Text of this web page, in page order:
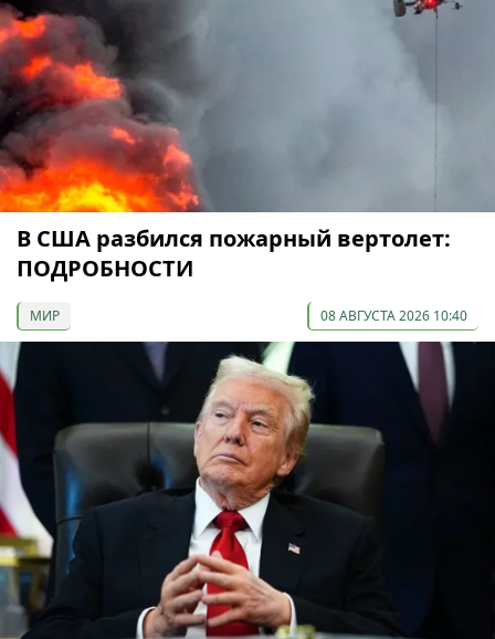
В США разбился пожарный вертолет:
ПОДРОБНОСТИ
МИР 08 АВГУСТА 2026 10:40